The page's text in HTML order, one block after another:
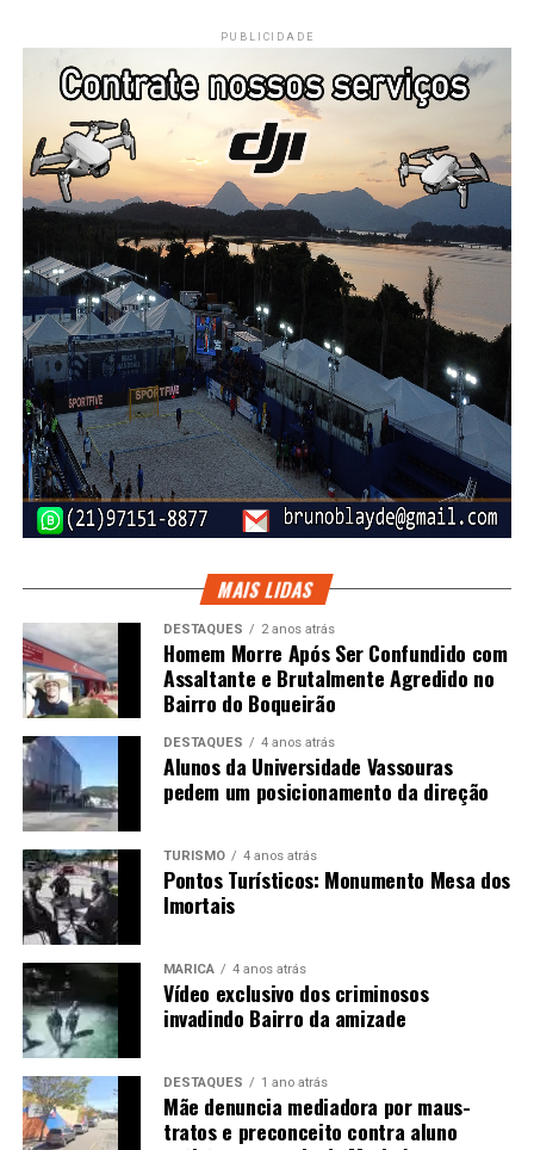
reabilitação e suporte às famílias. Entre os equipamentos
estão aCasa do Autista, os Serviços de Atendimento de
Reabilitação Especial de Maricá (Sarem I e II) e o Centro
de Atenção Integral à Família de PCDs (Caif). Segundo a
Prefeitura, a rede atende mais de 1.700 pessoas ao longo
do ano.
PUBLICIDADE
A própria administração municipal também desenvolve
ações voltadas à adaptação e inclusão, como sessões de
cinema adaptadas para pessoas com TEA e iniciativas
realizadas em ambientes preparados para reduzir
sobrecarga sensorial.
Direito à educação com respeito às
individualidades
A medida aprovada em Maricá coloca em discussão um
aspecto muitas vezes pouco percebido da inclusão
escolar: a necessidade de adaptar não apenas conteúdos
que podem representar barreiras para determinados
estudantes.
Para alunos que apresentam alterações sensoriais, a
possibilidade de utilizar uma vestimenta mais confortável
pode contribuir para reduzir desconfortos e favorecer a
permanência e a participação no ambiente escolar.
Com a Lei Municipal nº 3.772/2026
passa a contar com uma regra específica para tratar
dessas situações, estabelecendo critérios para a
solicitação da dispensa e garantindo que o estudante não
seja prejudicado pedagogicamente por sua necessidade
de adaptação.
PUBLICIDADE
MAIS LIDAS
DESTAQUES 2 anos atrás
Homem Morre Após Ser Confundido com
Assaltante e Brutalmente Agredido no
Bairro do Boqueirão
DESTAQUES 4 anos atrás
Alunos da Universidade Vassouras
pedem um posicionamento da direção
TURISMO 4 anos atrás
Pontos Turísticos: Monumento Mesa dos
Imortais
MARICÁ 4 anos atrás
Vídeo exclusivo dos criminosos
invadindo Bairro da amizade
DESTAQUES 1 ano atrás
Mãe denuncia mediadora por maus-
tratos e preconceito contra aluno